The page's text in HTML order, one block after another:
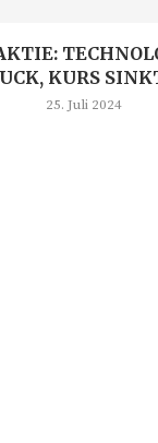
KURS
25. Juli 2024